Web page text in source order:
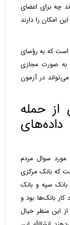
چه برای اعضای
امکان را دارند
است که به رؤسای
به صورت مجازی
در آزمون
حمله
مورد سوال مردم
که بانک مرکزی
سپه و بانک
کار بانک‌ها بود و
این منظر خیال